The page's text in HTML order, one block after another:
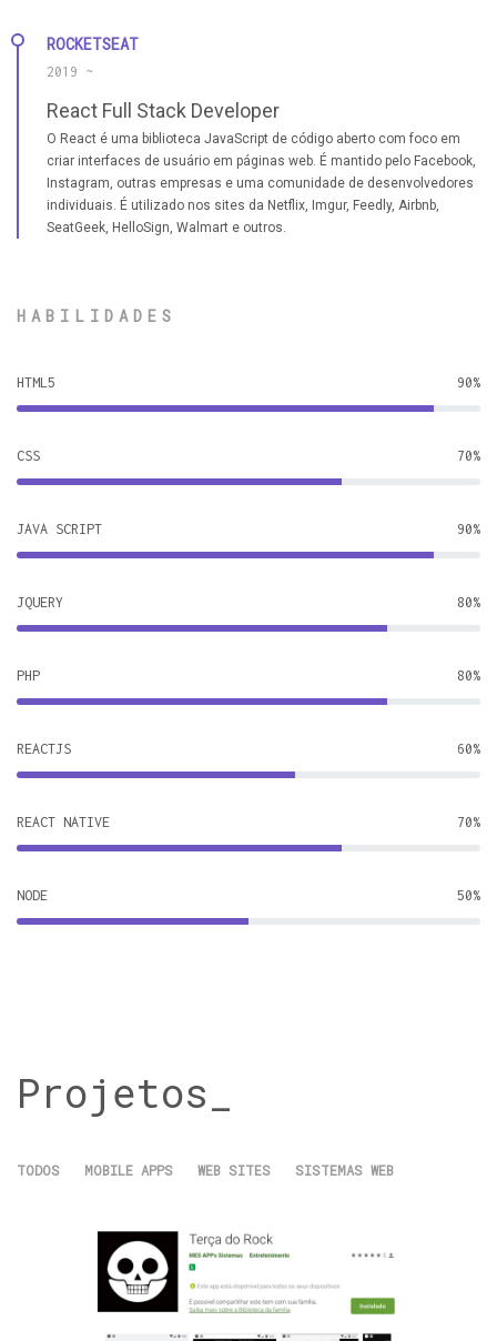
ROCKETSEAT
2019 ~
React Full Stack Developer
O React é uma biblioteca JavaScript de código aberto com foco em
criar interfaces de usuário em páginas web. É mantido pelo Facebook,
Instagram, outras empresas e uma comunidade de desenvolvedores
individuais. É utilizado nos sites da Netflix, Imgur, Feedly, Airbnb,
SeatGeek, HelloSign, Walmart e outros.
HABILIDADES
HTML5 90%
CSS 70%
JAVA SCRIPT 90%
JQUERY 80%
PHP 80%
REACTJS 60%
REACT NATIVE 70%
NODE 50%
Projetos_
TODOS MOBILE APPS WEB SITES SISTEMAS WEB